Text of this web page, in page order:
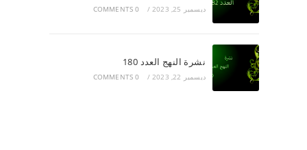
ديسمبر 25, 2023 /
0 COMMENTS
نشرة النهج العدد 180
ديسمبر 22, 2023 /
0 COMMENTS